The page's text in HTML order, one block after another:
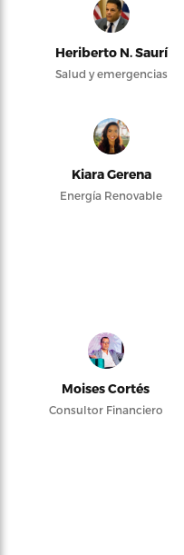
Heriberto N. Saurí
Salud y emergencias
Kiara Gerena
Energía Renovable
Moises Cortés
Consultor Financiero